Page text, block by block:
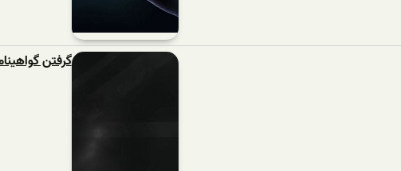
گرفتن